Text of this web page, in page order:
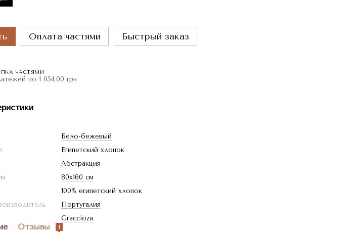
Оплата частями Быстрый заказ
ЧАСТЯМИ
по 1 054.00 грн
Бело-бежевый
Египетский хлопок
Абстракция
80x160 см
100% египетский хлопок
Португалия
Graccioza
Отзывы 1